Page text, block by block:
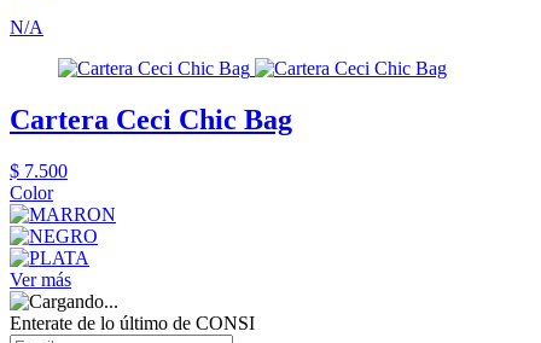
N/A
Cartera Ceci Chic Bag
$ 7.500
Color
Ver más
Enterate de lo último de CONSI